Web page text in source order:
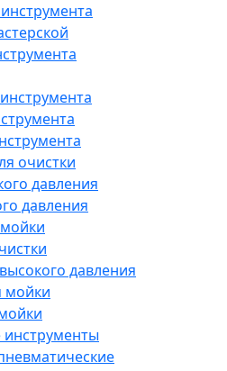
очистки
давления
давления
давления
мойки